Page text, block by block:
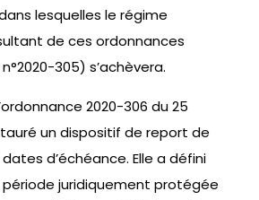
lesquelles le régime
de ces ordonnances
305) s’achèvera.
2020-306 du 25
un dispositif de report de
d’échéance. Elle a défini
période juridiquement protégée